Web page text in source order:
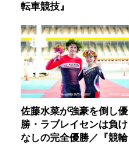
転車競技』
佐藤水菜が強豪を倒し優
勝・ラブレイセンは負け
なしの完全優勝／『競輪